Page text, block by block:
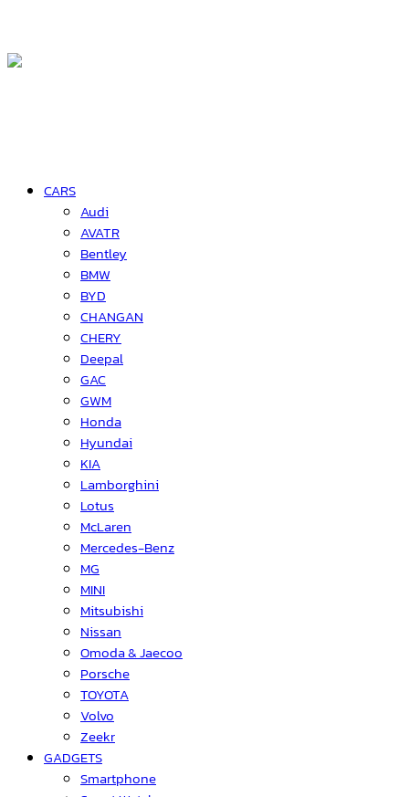
CARS
Audi
AVATR
Bentley
BMW
BYD
CHANGAN
CHERY
Deepal
GAC
GWM
Honda
Hyundai
KIA
Lamborghini
Lotus
McLaren
Mercedes-Benz
MG
MINI
Mitsubishi
Nissan
Omoda & Jaecoo
Porsche
TOYOTA
Volvo
Zeekr
GADGETS
Smartphone